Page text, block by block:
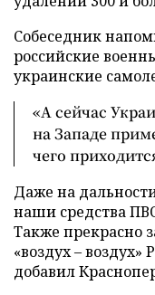
Собеседник
российские
украинские
«А сейчас
на Западе
чего
Даже на
наши средства
Также прекрасно
«воздух –
добавил